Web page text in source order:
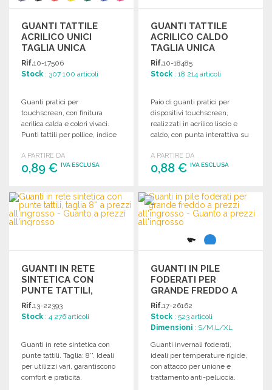
GUANTI TATTILE
ACRILICO UNICI
TAGLIA UNICA
Rif.10-17506
Stock : 307 100 articoli
Guanti pratici per
touchscreen, con finitura
acrilica calda e colori vivaci.
Punti tattili per pollice, indice
A PARTIRE DA
0,89 € IVA ESCLUSA
ORDINARE
Richiedi un preventivo
GUANTI TATTILE
ACRILICO CALDO
TAGLIA UNICA
Rif.10-18485
Stock : 18 214 articoli
Paio di guanti pratici per
dispositivi touchscreen,
realizzati in acrilico liscio e
caldo, con punta interattiva su
A PARTIRE DA
0,88 €IVA ESCLUSA
ORDINARE
Richiedi un preventivo
GUANTI IN RETE
SINTETICA CON
PUNTE TATTILI,
TAGLIA 8'' A PREZZI
ALL'INGROSSO
Rif.13-22393
Stock : 4 276 articoli
Guanti in rete sintetica con
punte tattili. Taglia: 8''. Ideali
per utilizzi vari, garantiscono
comfort e praticità.
GUANTI IN PILE
FODERATI PER
GRANDE FREDDO A
PREZZI
ALL'INGROSSO
Rif.17-26162
Stock : 523 articoli
Dimensioni : S/M,L/XL
Guanti invernali foderati,
ideali per temperature rigide,
con attacco per unione e
trattamento anti-peluccia.